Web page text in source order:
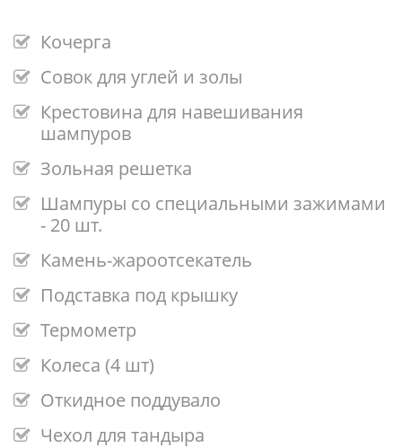
Кочерга
Совок для углей и золы
Крестовина для навешивания
шампуров
Зольная решетка
Шампуры со специальными зажимами
- 20 шт.
Камень-жароотсекатель
Подставка под крышку
Термометр
Колеса (4 шт)
Откидное поддувало
Чехол для тандыра